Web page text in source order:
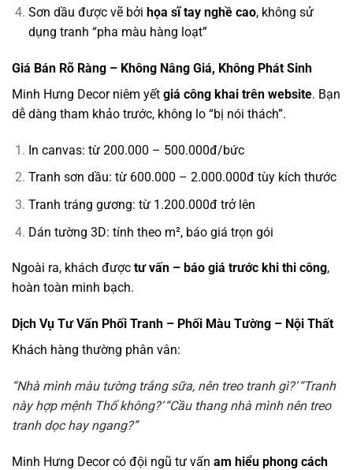
Sơn dầu được vẽ bởi họa sĩ tay nghề cao, không sử
dụng tranh “pha màu hàng loạt”
Giá Bán Rõ Ràng – Không Nâng Giá, Không Phát Sinh
Minh Hưng Decor niêm yết giá công khai trên website. Bạn
dễ dàng tham khảo trước, không lo “bị nói thách”.
In canvas: từ 200.000 – 500.000đ/bức
Tranh sơn dầu: từ 600.000 – 2.000.000đ tùy kích thước
Tranh tráng gương: từ 1.200.000đ trở lên
Dán tường 3D: tính theo m², báo giá trọn gói
Ngoài ra, khách được tư vấn – báo giá trước khi thi công,
hoàn toàn minh bạch.
Dịch Vụ Tư Vấn Phối Tranh – Phối Màu Tường – Nội Thất
Khách hàng thường phân vân:
“Nhà mình màu tường trắng sữa, nên treo tranh gì?”“Tranh
này hợp mệnh Thổ không?”“Cầu thang nhà mình nên treo
tranh dọc hay ngang?”
Minh Hưng Decor có đội ngũ tư vấn am hiểu phong cách